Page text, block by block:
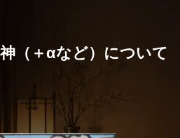
（＋αなど）について